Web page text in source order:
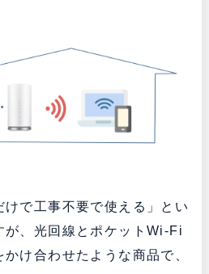
けで工事不要で使える」とい
が、光回線とポケットWi-Fi
け合わせたような商品で、